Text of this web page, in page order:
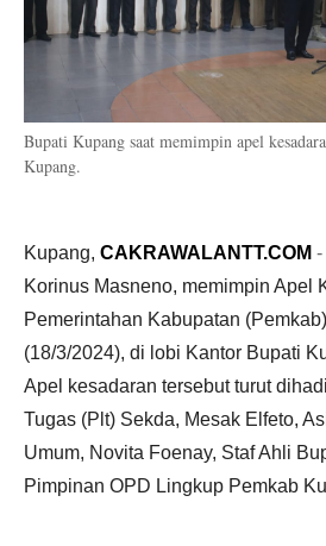
Bupati Kupang saat memimpin apel
Kupang.
Kupang, CAKRAWALANTT.COM -
Korinus Masneno, memimpin Apel
Pemerintahan Kabupatan
(18/3/2024), di lobi Kantor Bupati
Apel kesadaran tersebut turut
Tugas (Plt) Sekda, Mesak Elfeto,
Umum, Novita Foenay, Staf Ahli
Pimpinan OPD Lingkup Pemkab